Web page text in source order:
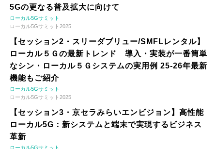
5Gの更なる普及拡大に向けて
ローカル5Gサミット
ローカル5Gサミット2025
【セッション2・スリーダブリュー/SMFLレンタル】
ローカル５Ｇの最新トレンド 導入・実装が一番簡単
なシン・ローカル５Ｇシステムの実用例 25-26年最新
機能もご紹介
ローカル5Gサミット
ローカル5Gサミット2025
【セッション3・京セラみらいエンビジョン】高性能
ローカル5G：新システムと端末で実現するビジネス
革新
ローカル5Gサミット